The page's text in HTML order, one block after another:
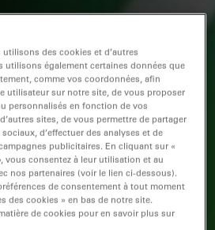
des cookies et d’autres
utilisons également certaines données que
comme vos coordonnées, afin
utilisateur sur notre site, de vous proposer
personnalisés en fonction de vos
sites, de vous permettre de partager
d’effectuer des analyses et de
publicitaires. En cliquant sur «
vous consentez à leur utilisation et au
nos partenaires (voir le lien ci-dessous).
de consentement à tout moment
des cookies » en bas de notre site.
de cookies pour en savoir plus sur